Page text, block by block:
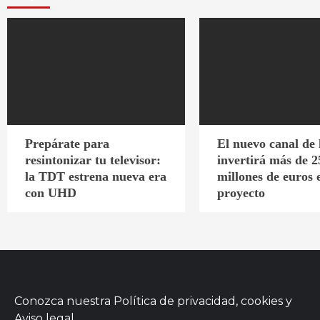
Prepárate para
resintonizar tu televisor:
la TDT estrena nueva era
con UHD
El nuevo canal
invertirá más de
millones de euros
proyecto
Conozca nuestra Política de privacidad, cookies y